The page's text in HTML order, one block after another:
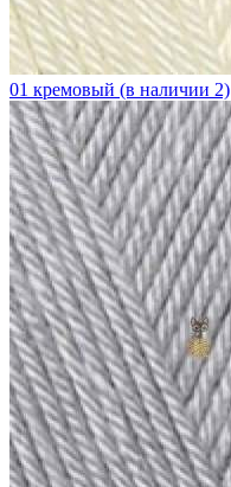
01 кремовый (в наличии 2)